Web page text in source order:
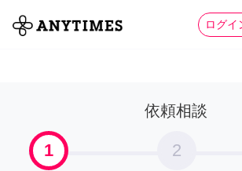
ログイ
全て 家事
依頼相談
1 2